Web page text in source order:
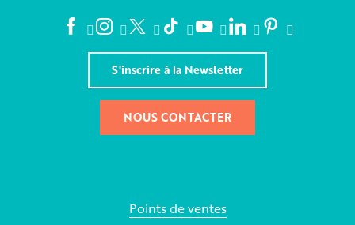
S'inscrire à la Newsletter
NOUS CONTACTER
Points de ventes